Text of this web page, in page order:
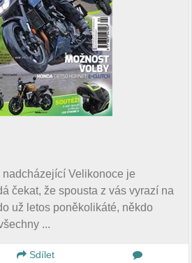
Velikonoce je
čekat, že spousta z vás vyrazí na
už letos poněkolikáté, někdo
...
Sdílet